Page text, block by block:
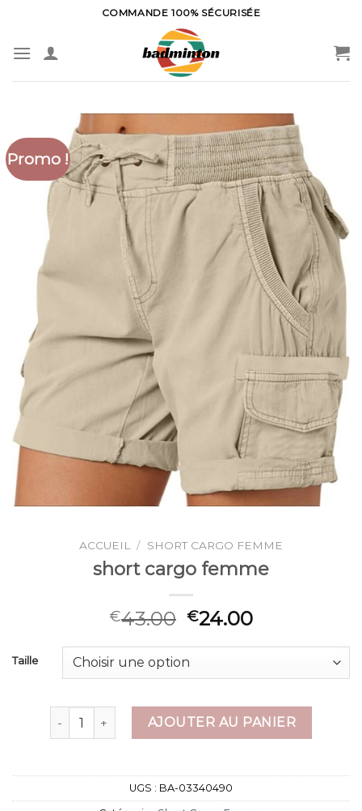
content
COMMANDE 100% SÉCURISÉE
Promo !
ACCUEIL / SHORT CARGO FEMME
short cargo femme
€43.00 €24.00
Taille
quantité de short cargo femme
AJOUTER AU PANIER
UGS : BA-03340490